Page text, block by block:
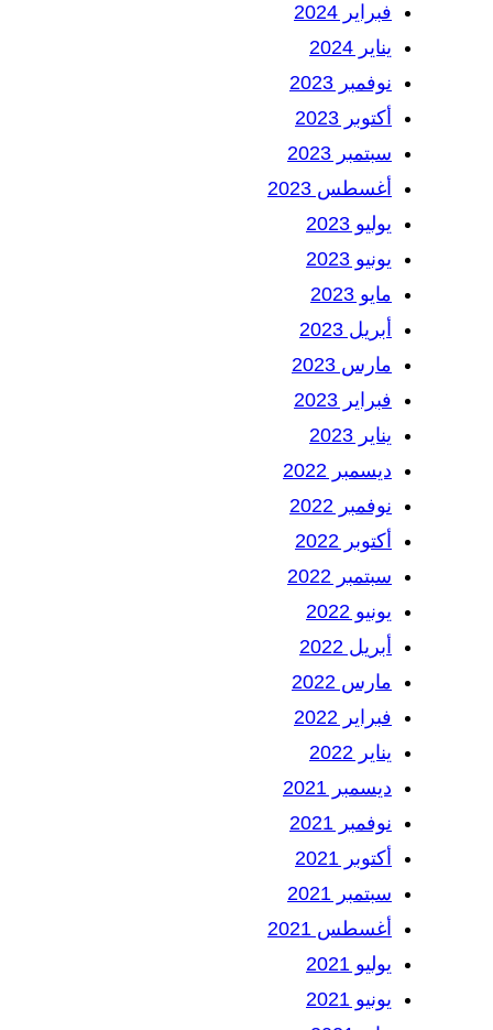
فبراير 2024
يناير 2024
نوفمبر 2023
أكتوبر 2023
سبتمبر 2023
أغسطس 2023
يوليو 2023
يونيو 2023
مايو 2023
أبريل 2023
مارس 2023
فبراير 2023
يناير 2023
ديسمبر 2022
نوفمبر 2022
أكتوبر 2022
سبتمبر 2022
يونيو 2022
أبريل 2022
مارس 2022
فبراير 2022
يناير 2022
ديسمبر 2021
نوفمبر 2021
أكتوبر 2021
سبتمبر 2021
أغسطس 2021
يوليو 2021
يونيو 2021